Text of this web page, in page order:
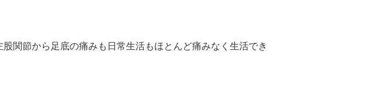
関節から足底の痛みも日常生活もほとんど痛みなく生活でき